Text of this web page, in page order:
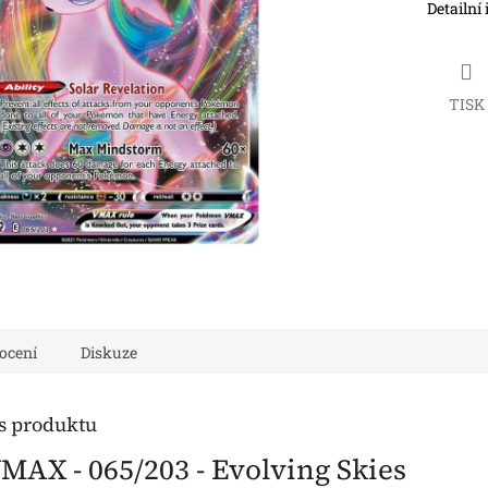
Detailní
TISK
Diskuze
produktu
- 065/203 - Evolving Skies